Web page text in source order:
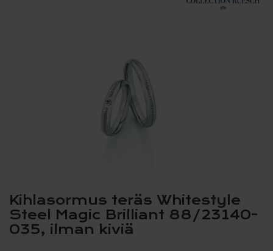
Kihlasormus teräs Whitestyle
Steel Magic Brilliant 88/23140-
035, ilman kiviä